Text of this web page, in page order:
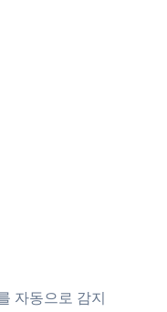
자동으로 감지